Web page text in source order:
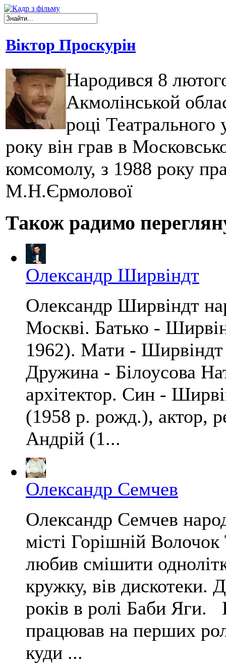
Віктор Проскурін
Народився 8
Акмолінськой
році
року він грав в
комсомолу, з 1988 року
М.Н.Єрмолової
Також радимо
Олександр Ширвіндт
Олександр Ширвіндт
Москві. Батько -
1962). Мати - Ширвіндт
Дружина - Білоусова
архітектор. Син -
(1958 р. рожд.), актор,
Андрій (1...
Олександр Семчев
Олександр Семчев
місті Горішній Волочок
любив смішити
кружку, вів дискотеки.
років в ролі Баби Яги.
працював на перших
куди ...